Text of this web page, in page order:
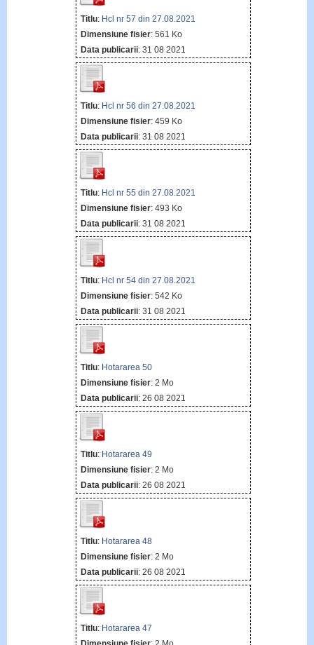
Titlu: Hcl nr 57 din 27.08.2021
Dimensiune fisier: 561 Ko
Data publicarii: 31 08 2021
Titlu: Hcl nr 56 din 27.08.2021
Dimensiune fisier: 459 Ko
Data publicarii: 31 08 2021
Titlu: Hcl nr 55 din 27.08.2021
Dimensiune fisier: 493 Ko
Data publicarii: 31 08 2021
Titlu: Hcl nr 54 din 27.08.2021
Dimensiune fisier: 542 Ko
Data publicarii: 31 08 2021
Titlu: Hotararea 50
Dimensiune fisier: 2 Mo
Data publicarii: 26 08 2021
Titlu: Hotararea 49
Dimensiune fisier: 2 Mo
Data publicarii: 26 08 2021
Titlu: Hotararea 48
Dimensiune fisier: 2 Mo
Data publicarii: 26 08 2021
Titlu: Hotararea 47